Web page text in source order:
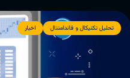
تحلیل تکنیکال و فاندامنتال اخبار